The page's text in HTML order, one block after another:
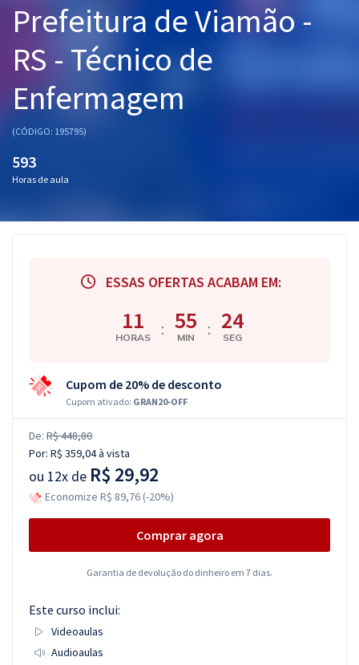
Cursos 20% OFF
Pós
Graduação
OAB
Mentorias
Prefeitura de Viamão -
RS - Técnico de
Enfermagem
(CÓDIGO: 195795)
593
Horas de aula
ESSAS OFERTAS ACABAM EM:
11
HORAS : 55
MIN : 23
SEG
Cupom de 20% de desconto
Cupom ativado: GRAN20-OFF
De: R$ 448,80
Por: R$ 359,04à vista
ou 12x de R$ 29,92
Economize R$ 89,76 (-20%)
Comprar agora
Garantia de devolução do dinheiro em 7 dias.
Este curso inclui:
Videoaulas
Audioaulas